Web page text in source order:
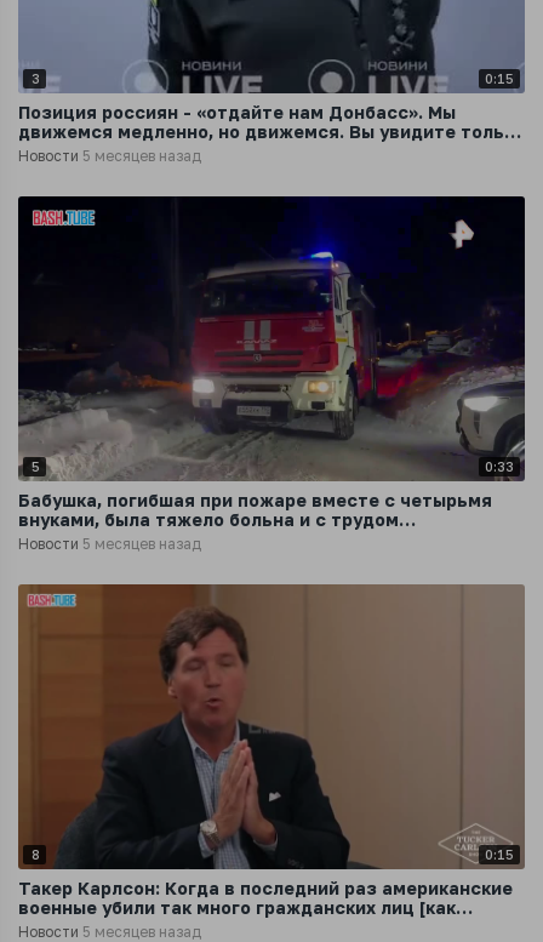
3 0:15
Позиция россиян - «отдайте нам Донбасс». Мы
движемся медленно, но движемся. Вы увидите только
финал - Буданов
Новости 5 месяцев назад
5 0:33
Бабушка, погибшая при пожаре вместе с четырьмя
внуками, была тяжело больна и с трудом
передвигалась
Новости 5 месяцев назад
8 0:15
Такер Карлсон: Когда в последний раз американские
военные убили так много гражданских лиц [как
Израиль в секторе Газа]
Новости 5 месяцев назад